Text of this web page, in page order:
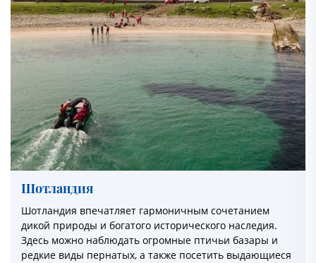
Шотландия
Шотландия впечатляет гармоничным сочетанием
дикой природы и богатого исторического наследия.
Здесь можно наблюдать огромные птичьи базары и
редкие виды пернатых, а также посетить выдающиеся